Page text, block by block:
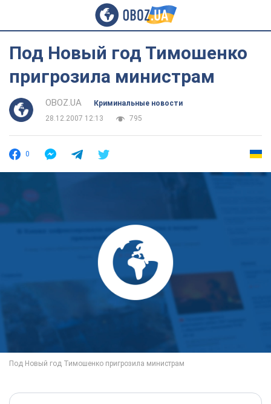
Под Новый год Тимошенко
пригрозила министрам
OBOZ.UA
Криминальные новости
28.12.2007 12:13
795
0